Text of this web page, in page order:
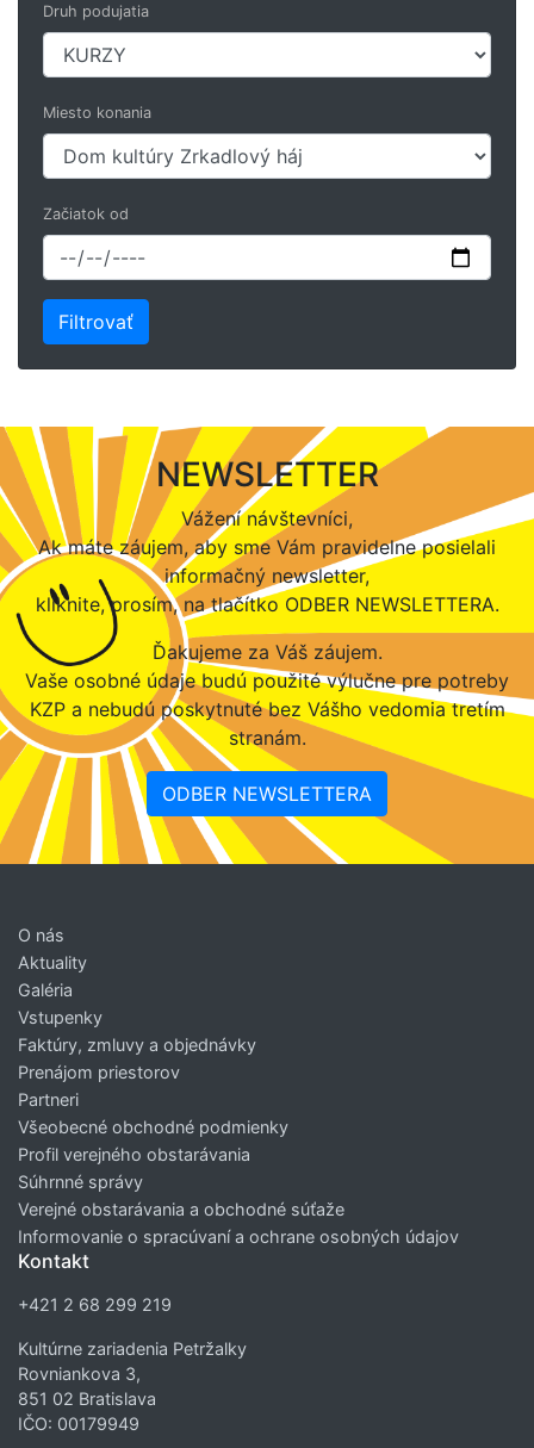
Druh podujatia
Miesto konania
Začiatok od
NEWSLETTER
Vážení návštevníci,
Ak máte záujem, aby sme Vám pravidelne posielali
informačný newsletter,
kliknite, prosím, na tlačítko ODBER NEWSLETTERA.
Ďakujeme za Váš záujem.
Vaše osobné údaje budú použité výlučne pre potreby
KZP a nebudú poskytnuté bez Vášho vedomia tretím
stranám.
ODBER NEWSLETTERA
O nás
Aktuality
Galéria
Vstupenky
Faktúry, zmluvy a objednávky
Prenájom priestorov
Partneri
Všeobecné obchodné podmienky
Profil verejného obstarávania
Súhrnné správy
Verejné obstarávania a obchodné súťaže
Informovanie o spracúvaní a ochrane osobných údajov
Kontakt
+421 2 68 299 219
Kultúrne zariadenia Petržalky
Rovniankova 3,
851 02 Bratislava
IČO: 00179949